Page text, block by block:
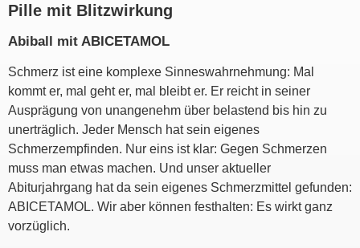
Pille mit Blitzwirkung
Abiball mit ABICETAMOL
Schmerz ist eine komplexe Sinneswahrnehmung: Mal
kommt er, mal geht er, mal bleibt er. Er reicht in seiner
Ausprägung von unangenehm über belastend bis hin zu
unerträglich. Jeder Mensch hat sein eigenes
Schmerzempfinden. Nur eins ist klar: Gegen Schmerzen
muss man etwas machen. Und unser aktueller
Abiturjahrgang hat da sein eigenes Schmerzmittel gefunden:
ABICETAMOL. Wir aber können festhalten: Es wirkt ganz
vorzüglich.